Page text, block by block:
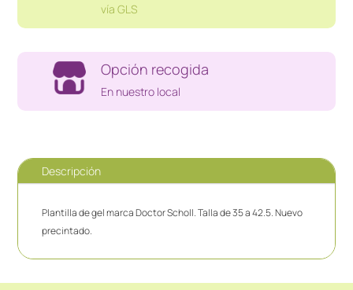
vía GLS
Opción recogida
En nuestro local
Descripción
Plantilla de gel marca Doctor Scholl. Talla de 35 a 42.5. Nuevo
precintado.